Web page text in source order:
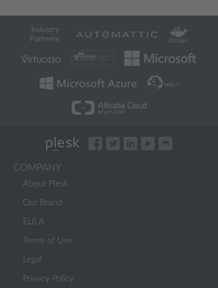
Industry
Partners:
COMPANY
About Plesk
Our Brand
EULA
Terms of Use
Legal
Privacy Policy